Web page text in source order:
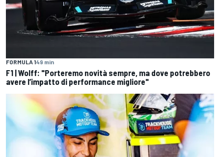
FORMULA 149 min
F1 | Wolff: "Porteremo novità sempre, ma dove potrebbero
avere l’impatto di performance migliore"